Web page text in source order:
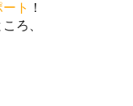
ト
！
ろ、